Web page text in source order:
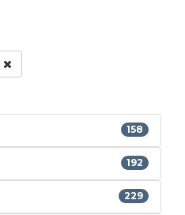
158
192
229